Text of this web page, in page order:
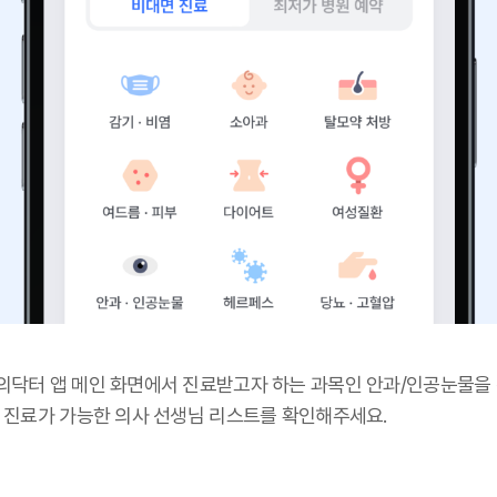
닥터 앱 메인 화면에서 진료받고자 하는 과목인 안과/인공눈물을
료가 가능한 의사 선생님 리스트를 확인해주세요.